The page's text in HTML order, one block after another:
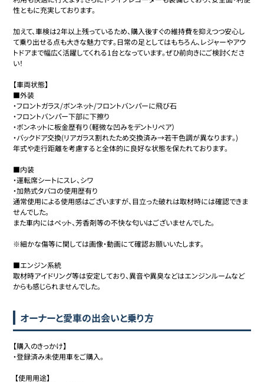
性ともに充実しております。
加えて、車検は2年以上残っているため、購入後すぐの維持費を抑えつつ安心し
て乗り出せる点も大きな魅力です。日常の足としてはもちろん、レジャーやアウ
トドアまで幅広く活躍してくれる1台となっています。ぜひ前向きにご検討くださ
い！
【車両状態】
■外装
・フロントガラス/ボンネット/フロントバンパーに飛び石
・フロントバンパー下部に下擦り
・ボンネットに板金歴有り（軽微な凹みをデントリペア）
・バックドア交換(リアガラス割れたため交換済み→若干色調が異なります。)
年式や走行距離を考慮すると全体的に良好な状態を保たれております。
■内装
・運転席シートにスレ、シワ
・加熱式タバコの使用歴有り
通常使用による使用感はございますが、目立った破れは取材時には確認できま
せんでした。
また車内にはペット、芳香剤等の不快な匂いはございませんでした。
※細かな傷等に関しては画像・動画にて確認お願いいたします。
■エンジン系統
取材時アイドリング等は安定しており、異音や異臭などはエンジンルームなど
からも感じられませんでした。
オーナーと愛車の出会いと乗り方
【購入のきっかけ】
・登録済み未使用車をご購入。